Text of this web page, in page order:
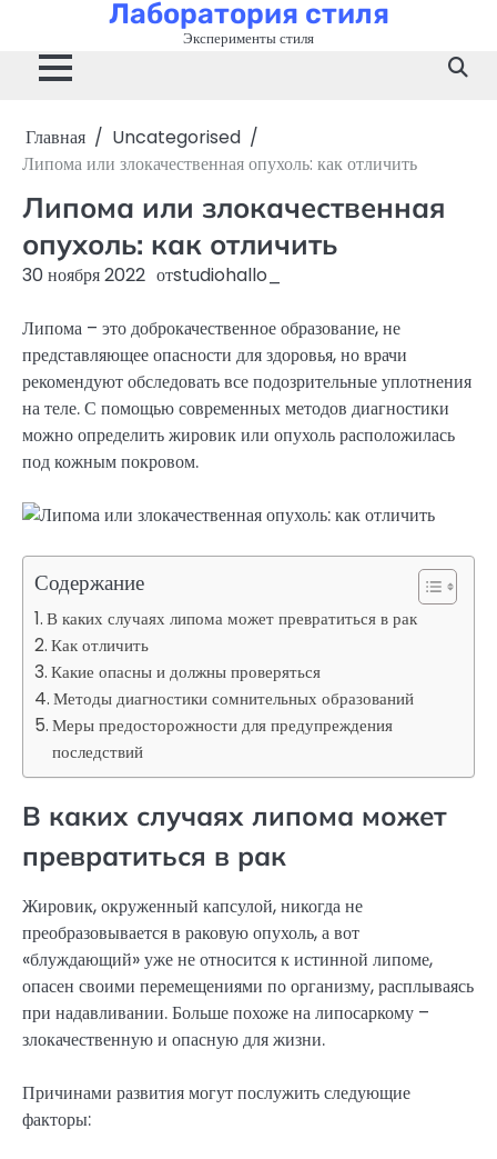
содержимому
Лаборатория стиля
Эксперименты стиля
Главная
Uncategorised
Липома или злокачественная опухоль: как отличить
Липома или злокачественная
опухоль: как отличить
30 ноября 2022 отstudiohallo_
Липома – это доброкачественное образование, не
представляющее опасности для здоровья, но врачи
рекомендуют обследовать все подозрительные уплотнения
на теле. С помощью современных методов диагностики
можно определить жировик или опухоль расположилась
под кожным покровом.
Содержание
В каких случаях липома может превратиться в рак
Как отличить
Какие опасны и должны проверяться
Методы диагностики сомнительных образований
Меры предосторожности для предупреждения
последствий
В каких случаях липома может
превратиться в рак
Жировик, окруженный капсулой, никогда не
преобразовывается в раковую опухоль, а вот
«блуждающий» уже не относится к истинной липоме,
опасен своими перемещениями по организму, расплываясь
при надавливании. Больше похоже на липосаркому –
злокачественную и опасную для жизни.
Причинами развития могут послужить следующие
факторы: